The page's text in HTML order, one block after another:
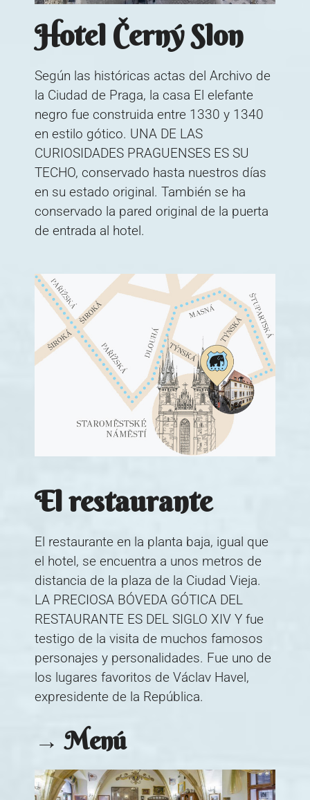
Hotel Černý Slon
Según las históricas actas del Archivo de
la Ciudad de Praga, la casa El elefante
negro fue construida entre 1330 y 1340
en estilo gótico. UNA DE LAS
CURIOSIDADES PRAGUENSES ES SU
TECHO, conservado hasta nuestros días
en su estado original. También se ha
conservado la pared original de la puerta
de entrada al hotel.
El restaurante
El restaurante en la planta baja, igual que
el hotel, se encuentra a unos metros de
distancia de la plaza de la Ciudad Vieja.
LA PRECIOSA BÓVEDA GÓTICA DEL
RESTAURANTE ES DEL SIGLO XIV Y fue
testigo de la visita de muchos famosos
personajes y personalidades. Fue uno de
los lugares favoritos de Václav Havel,
expresidente de la República.
→ Menú